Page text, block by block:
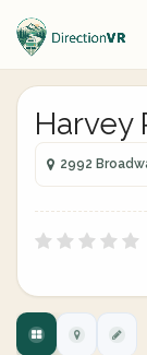
Harvey
2992